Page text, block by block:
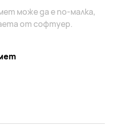
може да е по-малка,
от софтуер.